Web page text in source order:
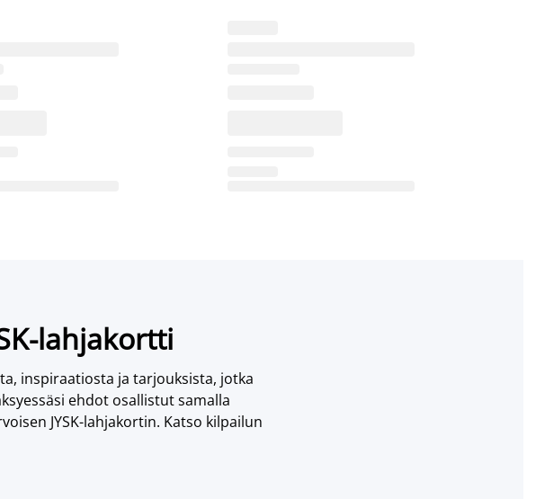
lahjakortti
inspiraatiosta ja tarjouksista, jotka
ehdot osallistut samalla
JYSK-lahjakortin. Katso kilpailun